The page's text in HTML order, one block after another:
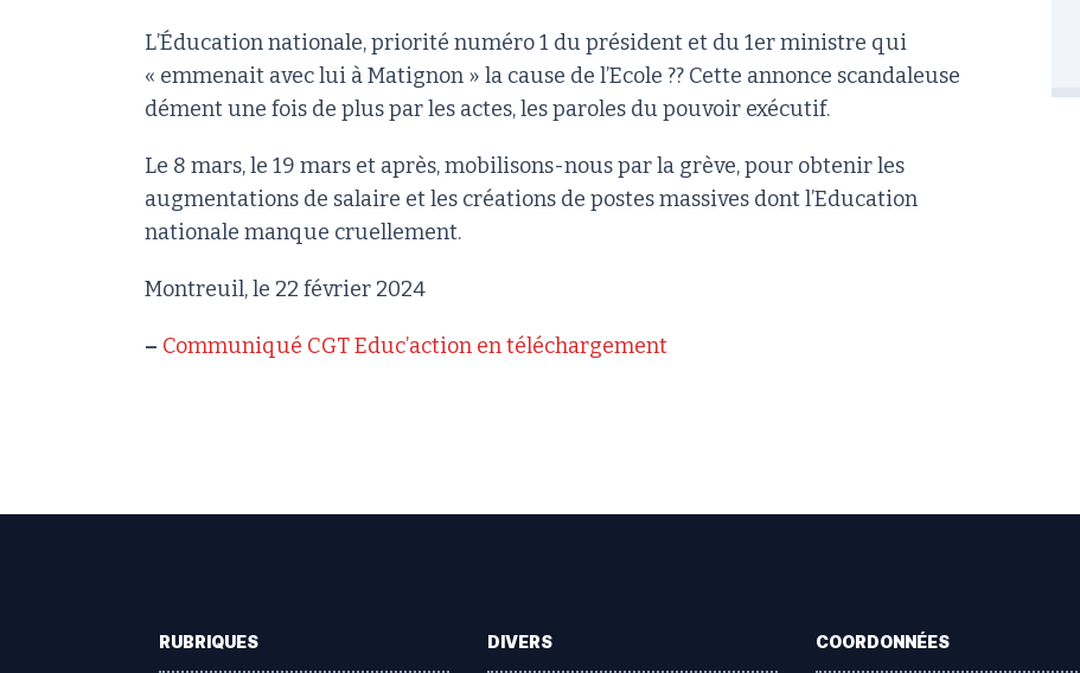
L’Éducation nationale, priorité numéro 1 du président et du 1er ministre qui
« emmenait avec lui à Matignon » la cause de l’Ecole ?? Cette annonce scandaleuse
dément une fois de plus par les actes, les paroles du pouvoir exécutif.
Le 8 mars, le 19 mars et après, mobilisons-nous par la grève, pour obtenir les
augmentations de salaire et les créations de postes massives dont l’Education
nationale manque cruellement.
Montreuil, le 22 février 2024
– Communiqué CGT Educ’action en téléchargement
RUBRIQUES DIVERS COORDONNÉES